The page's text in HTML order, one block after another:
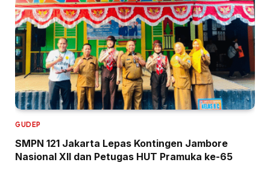
GUDEP
SMPN 121 Jakarta Lepas Kontingen Jambore
Nasional XII dan Petugas HUT Pramuka ke-65